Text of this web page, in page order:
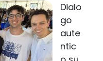
Dialo
go
aute
ntic